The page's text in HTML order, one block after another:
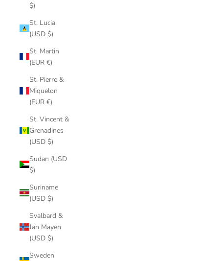
$)
St. Lucia
(USD $)
St. Martin
(EUR €)
St. Pierre &
Miquelon
(EUR €)
St. Vincent &
Grenadines
(USD $)
Sudan (USD
$)
Suriname
(USD $)
Svalbard &
Jan Mayen
(USD $)
Sweden